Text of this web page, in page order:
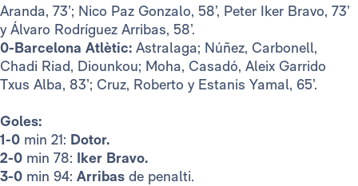
Aranda, 73’; Nico Paz Gonzalo, 58’, Peter Iker Bravo, 73’
y Álvaro Rodríguez Arribas, 58’.
0-Barcelona Atlètic: Astralaga; Núñez, Carbonell,
Chadi Riad, Diounkou; Moha, Casadó, Aleix Garrido
Txus Alba, 83’; Cruz, Roberto y Estanis Yamal, 65’.
Goles:
1-0 min 21: Dotor.
2-0 min 78: Iker Bravo.
3-0 min 94: Arribas de penalti.